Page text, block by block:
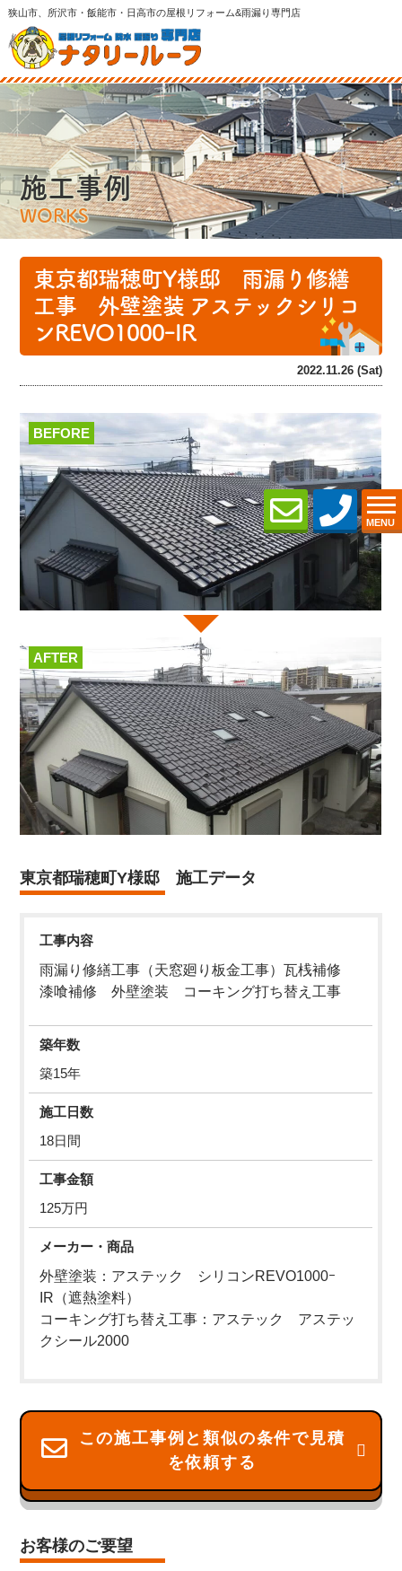
狭山市、所沢市・飯能市・日高市の屋根リフォーム&雨漏り専門店
MENU
施工事例
WORKS
東京都瑞穂町Y様邸 雨漏り修繕
工事 外壁塗装 アステックシリコ
ンREVO1000ｰIR
2022.11.26 (Sat)
BEFORE
AFTER
東京都瑞穂町Y様邸 施工データ
工事内容
雨漏り修繕工事（天窓廻り板金工事）瓦桟補修
漆喰補修 外壁塗装 コーキング打ち替え工事
築年数
築15年
施工日数
18日間
工事金額
125万円
メーカー・商品
外壁塗装：アステック シリコンREVO1000ｰ
IR（遮熱塗料）
コーキング打ち替え工事：アステック アステッ
クシール2000
この施工事例と類似の条件で見積
を依頼する
お客様のご要望